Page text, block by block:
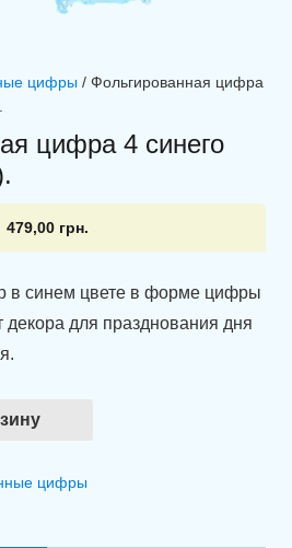
цифры / Фольгированная цифра
цифра 4 синего
479,00 грн.
в синем цвете в форме цифры
для празднования дня
цифры